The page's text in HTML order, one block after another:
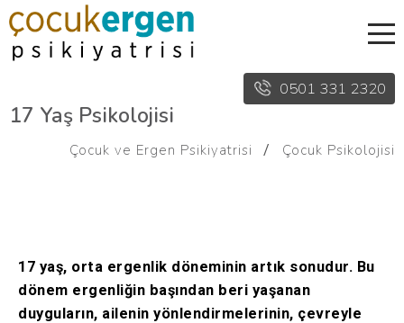
0501 331 2320
17 Yaş Psikolojisi
Çocuk ve Ergen Psikiyatrisi Çocuk Psikolojisi
17 yaş, orta ergenlik döneminin artık sonudur. Bu
dönem ergenliğin başından beri yaşanan
duyguların, ailenin yönlendirmelerinin, çevreyle